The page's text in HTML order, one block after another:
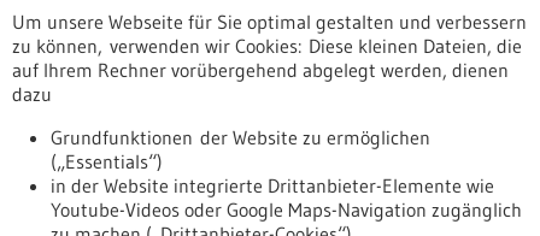
info(at)dimeda.de
www.dimeda.de
Zurück zur Ergebnisliste
Um unsere Webseite für Sie optimal gestalten und verbessern
zu können, verwenden wir Cookies: Diese kleinen Dateien, die
auf Ihrem Rechner vorübergehend abgelegt werden, dienen
dazu
Grundfunktionen der Website zu ermöglichen
(„Essentials“)
in der Website integrierte Drittanbieter-Elemente wie
Youtube-Videos oder Google Maps-Navigation zugänglich